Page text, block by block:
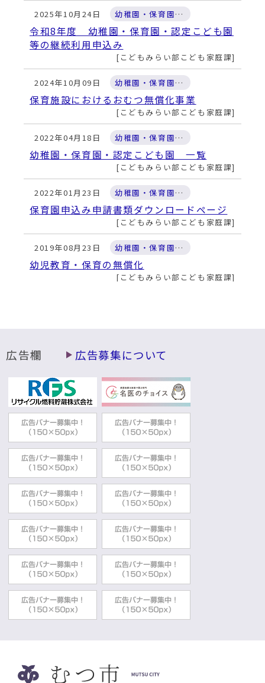
2025年10月24日 幼稚園・保育園・認定こども園
令和8年度 幼稚園・保育園・認定こども園
等の継続利用申込み
こどもみらい部こども家庭課
2024年10月09日 幼稚園・保育園・認定こども園
保育施設におけるおむつ無償化事業
こどもみらい部こども家庭課
2022年04月18日 幼稚園・保育園・認定こども園
幼稚園・保育園・認定こども園 一覧
こどもみらい部こども家庭課
2022年01月23日 幼稚園・保育園・認定こども園
保育園申込み申請書類ダウンロードページ
こどもみらい部こども家庭課
2019年08月23日 幼稚園・保育園・認定こども園
幼児教育・保育の無償化
こどもみらい部こども家庭課
広告欄 広告募集について